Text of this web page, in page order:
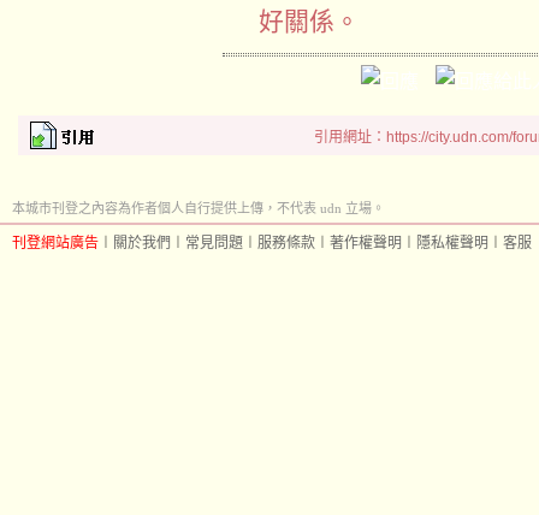
好關係。
引用網址：https://city.udn.com/
本城市刊登之內容為作者個人自行提供上傳，不代表 udn 立場。
刊登網站廣告 關於我們 常見問題 服務條款 著作權聲明 隱私權聲明 客服